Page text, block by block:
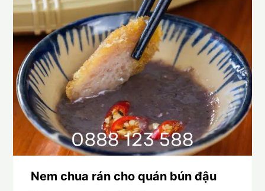
Nem chua rán cho quán bún đậu